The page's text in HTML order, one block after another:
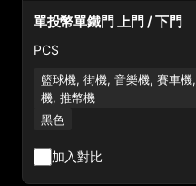
單投幣單鐵門 上門 / 下門
PCS
籃球機, 街機, 音樂機, 賽車
機, 推幣機
黑色
加入對比